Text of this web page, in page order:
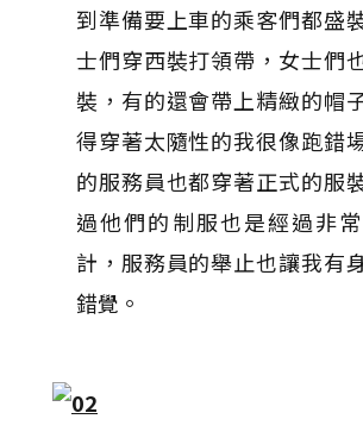
到準備要上車的乘客們都盛
士們穿西裝打領帶，女士們
裝，有的還會帶上精緻的帽
得穿著太隨性的我很像跑錯
的服務員也都穿著正式的服
過他們的制服也是經過非
計，服務員的舉止也讓我有
錯覺。